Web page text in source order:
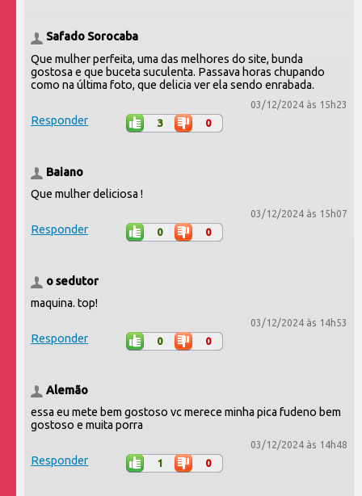
Safado Sorocaba
Que mulher perfeita, uma das melhores do site, bunda
gostosa e que buceta suculenta. Passava horas chupando
como na última foto, que delicia ver ela sendo enrabada.
03/12/2024 às 15h23
Responder 3 0
Baiano
Que mulher deliciosa !
03/12/2024 às 15h07
Responder 0 0
o sedutor
maquina. top!
03/12/2024 às 14h53
Responder 0 0
Alemão
essa eu mete bem gostoso vc merece minha pica fudeno bem
gostoso e muita porra
03/12/2024 às 14h48
Responder 1 0